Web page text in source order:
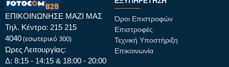
ΕΠΙΚΟΙΝΩΝΗΣΕ ΜΑΖΙ ΜΑΣ
Τηλ. Κέντρο: 215 215
4040(εσωτερικό 300)
Ώρες Λειτουργίας:
Δ: 8:15 - 14:15 & 18:00 - 20:00
Όροι Επιστροφών
Επιστροφές
Τεχνική Υποστήριξη
Επικοινωνία